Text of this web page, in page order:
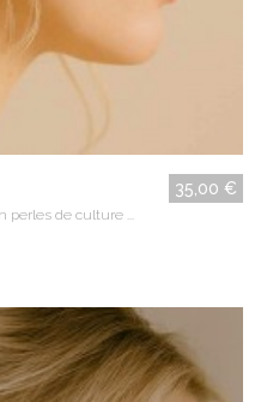
35,00 €
perles de culture ...